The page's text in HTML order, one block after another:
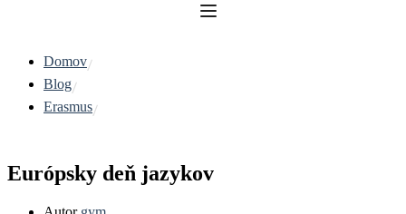
Domov
Blog
Erasmus
Európsky deň jazykov